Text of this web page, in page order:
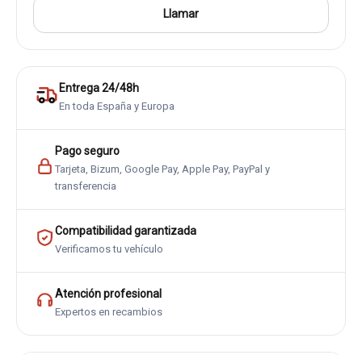
Llamar
Entrega 24/48h
En toda España y Europa
Pago seguro
Tarjeta, Bizum, Google Pay, Apple Pay, PayPal y
transferencia
Compatibilidad garantizada
Verificamos tu vehículo
Atención profesional
Expertos en recambios